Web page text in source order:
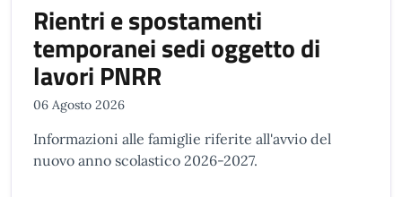
Rientri e spostamenti
temporanei sedi oggetto di
lavori PNRR
06 Agosto 2026
Informazioni alle famiglie riferite all'avvio del
nuovo anno scolastico 2026-2027.